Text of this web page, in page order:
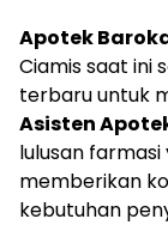
Apotek
Ciamis saat ini
terbaru untuk
Asisten
lulusan farmasi
memberikan
kebutuhan